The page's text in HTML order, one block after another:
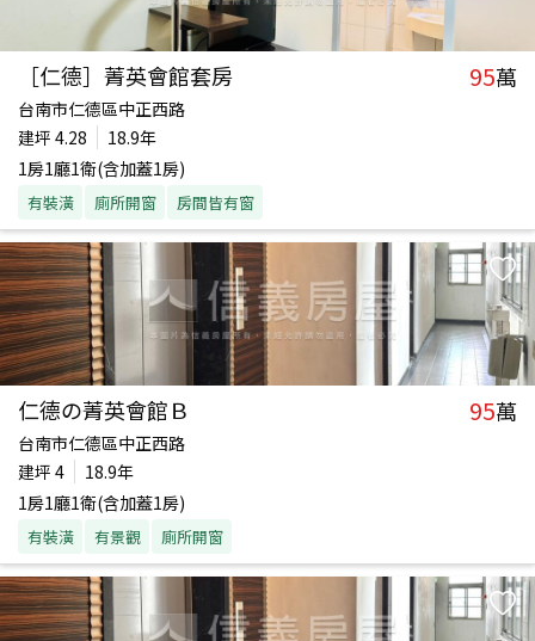
［仁德］菁英會館套房 95萬
台南市仁德區中正西路
建坪 4.28
18.9年
1房1廳1衛(含加蓋1房)
有裝潢 廁所開窗 房間皆有窗
仁德の菁英會館Ｂ 95萬
台南市仁德區中正西路
建坪 4
18.9年
1房1廳1衛(含加蓋1房)
有裝潢 有景觀 廁所開窗